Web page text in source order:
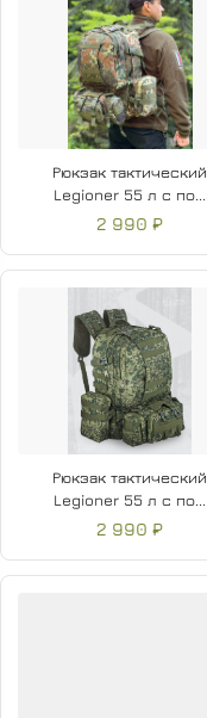
Рюкзак тактический
Legioner 55 л с по...
2 990 ₽
Рюкзак тактический
Legioner 55 л с по...
2 990 ₽